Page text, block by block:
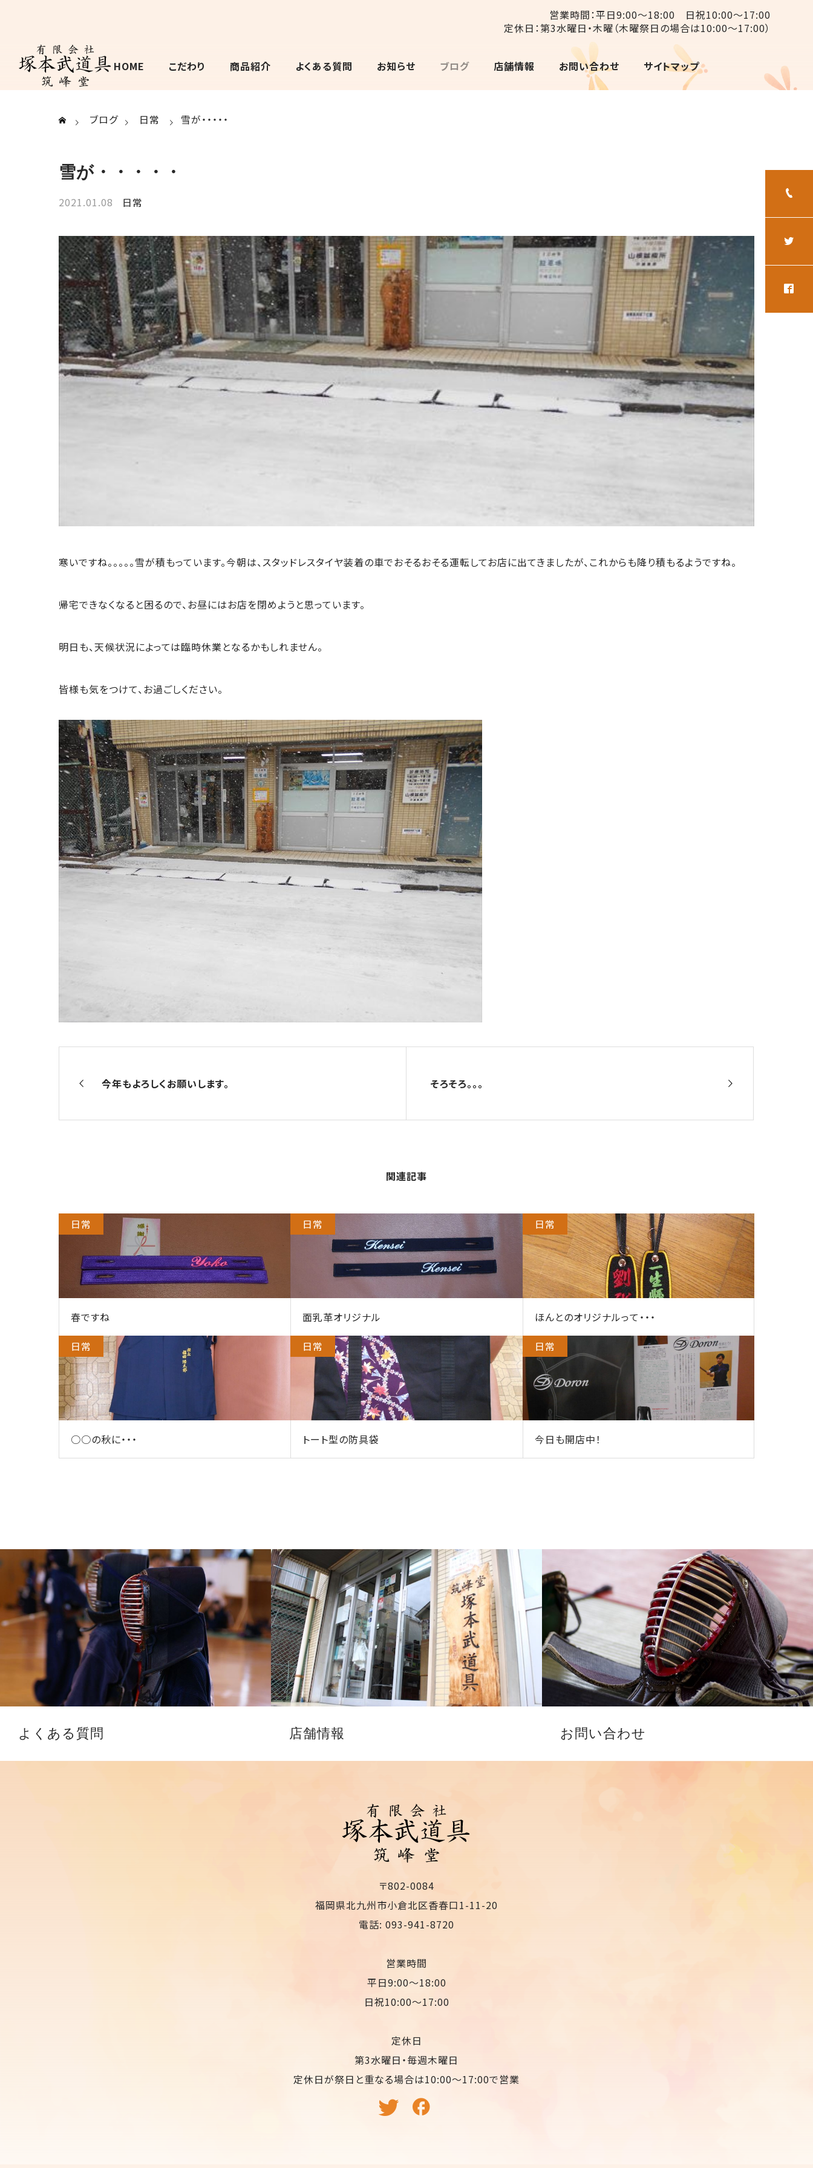
営業時間：平日9:00〜18:00 日祝10:00〜17:00
定休日：第3水曜日・木曜（木曜祭日の場合は10:00〜17:00）
HOME こだわり 商品紹介 よくある質問 お知らせ ブログ 店舗情報 お問い合わせ サイトマップ
ブログ 日常 雪が・・・・・
雪が・・・・・
2021.01.08 日常
寒いですね。。。。。雪が積もっています。今朝は、スタッドレスタイヤ装着の車でおそるおそる運転してお店に出てきましたが、これからも降り積もるようですね。
帰宅できなくなると困るので、お昼にはお店を閉めようと思っています。
明日も、天候状況によっては臨時休業となるかもしれません。
皆様も気をつけて、お過ごしください。
今年もよろしくお願いします。 そろそろ。。。
関連記事
日常
春ですね
日常
面乳革オリジナル
日常
ほんとのオリジナルって・・・
日常
○○の秋に・・・
日常
トート型の防具袋
日常
今日も開店中！
よくある質問 店舗情報 お問い合わせ
〒802-0084
福岡県北九州市小倉北区香春口1-11-20
電話: 093-941-8720
営業時間
平日9:00〜18:00
日祝10:00〜17:00
定休日
第3水曜日・毎週木曜日
定休日が祭日と重なる場合は10:00〜17:00で営業